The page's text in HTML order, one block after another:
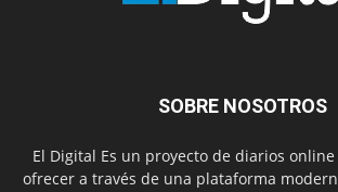
SOBRE NOSOTROS
El Digital Es un proyecto de diarios
ofrecer a través de una plataforma